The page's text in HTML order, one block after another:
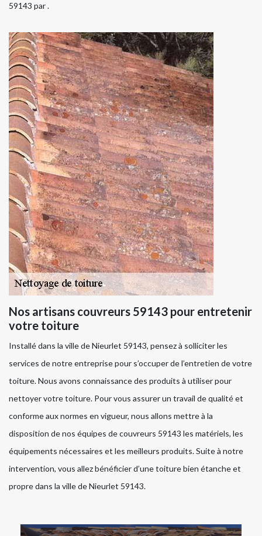
59143 par .
Nos artisans couvreurs 59143 pour entretenir
votre toiture
Installé dans la ville de Nieurlet 59143, pensez à solliciter les
services de notre entreprise pour s’occuper de l’entretien de votre
toiture. Nous avons connaissance des produits à utiliser pour
nettoyer votre toiture. Pour vous assurer un travail de qualité et
conforme aux normes en vigueur, nous allons mettre à la
disposition de nos équipes de couvreurs 59143 les matériels, les
équipements nécessaires et les meilleurs produits. Suite à notre
intervention, vous allez bénéficier d’une toiture bien étanche et
propre dans la ville de Nieurlet 59143.